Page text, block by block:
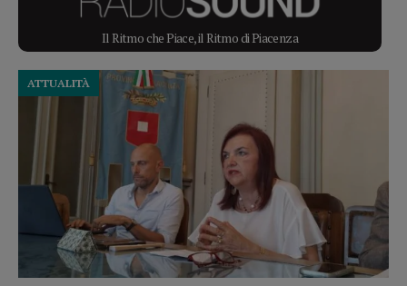
Il Ritmo che Piace, il Ritmo di Piacenza
ATTUALITÀ